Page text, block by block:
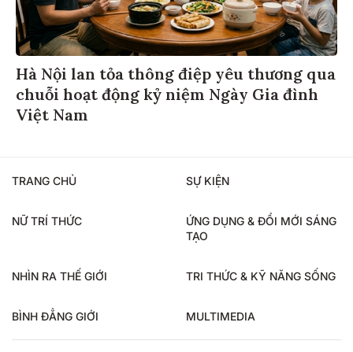
Hà Nội lan tỏa thông điệp yêu thương qua
chuỗi hoạt động kỷ niệm Ngày Gia đình
Việt Nam
TRANG CHỦ SỰ KIỆN
NỮ TRÍ THỨC
ỨNG DỤNG & ĐỔI MỚI SÁNG
TẠO
NHÌN RA THẾ GIỚI TRI THỨC & KỸ NĂNG SỐNG
BÌNH ĐẲNG GIỚI MULTIMEDIA